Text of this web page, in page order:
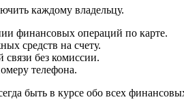
каждому владельцу.
финансовых операций по карте.
средств на счету.
без комиссии.
телефона.
быть в курсе обо всех